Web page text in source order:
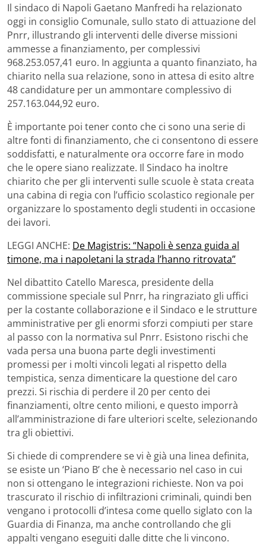
Il sindaco di Napoli Gaetano Manfredi ha relazionato
oggi in consiglio Comunale, sullo stato di attuazione del
Pnrr, illustrando gli interventi delle diverse missioni
ammesse a finanziamento, per complessivi
968.253.057,41 euro. In aggiunta a quanto finanziato, ha
chiarito nella sua relazione, sono in attesa di esito altre
48 candidature per un ammontare complessivo di
257.163.044,92 euro.
È importante poi tener conto che ci sono una serie di
altre fonti di finanziamento, che ci consentono di essere
soddisfatti, e naturalmente ora occorre fare in modo
che le opere siano realizzate. Il Sindaco ha inoltre
chiarito che per gli interventi sulle scuole è stata creata
una cabina di regia con l’ufficio scolastico regionale per
organizzare lo spostamento degli studenti in occasione
dei lavori.
LEGGI ANCHE: De Magistris: “Napoli è senza guida al
timone, ma i napoletani la strada l’hanno ritrovata”
Nel dibattito Catello Maresca, presidente della
commissione speciale sul Pnrr, ha ringraziato gli uffici
per la costante collaborazione e il Sindaco e le strutture
amministrative per gli enormi sforzi compiuti per stare
al passo con la normativa sul Pnrr. Esistono rischi che
vada persa una buona parte degli investimenti
promessi per i molti vincoli legati al rispetto della
tempistica, senza dimenticare la questione del caro
prezzi. Si rischia di perdere il 20 per cento dei
finanziamenti, oltre cento milioni, e questo imporrà
all’amministrazione di fare ulteriori scelte, selezionando
tra gli obiettivi.
Si chiede di comprendere se vi è già una linea definita,
se esiste un ‘Piano B’ che è necessario nel caso in cui
non si ottengano le integrazioni richieste. Non va poi
trascurato il rischio di infiltrazioni criminali, quindi ben
vengano i protocolli d’intesa come quello siglato con la
Guardia di Finanza, ma anche controllando che gli
appalti vengano eseguiti dalle ditte che li vincono.